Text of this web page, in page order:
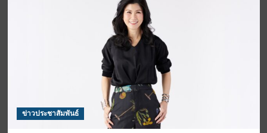
ข่าวประชาสัมพันธ์